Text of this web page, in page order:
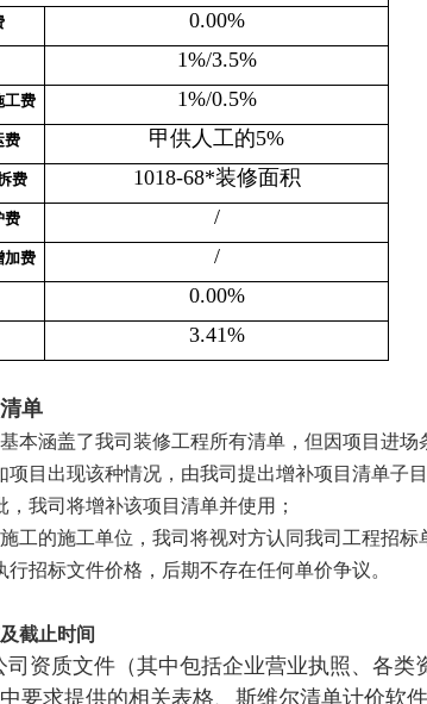
0.00%
1%/3.5%
工费 1%/0.5%
费 甲供人工的5%
费 1018-68*装修面积
费 /
加费 /
0.00%
3.41%
单
本涵盖了我司装修工程所有清单，但因项目进
项目出现该种情况，由我司提出增补项目清单子
，我司将增补该项目清单并使用；
工的施工单位，我司将视对方认同我司工程招
行招标文件价格，后期不存在任何单价争议。
截止时间
司资质文件（其中包括企业营业执照、各类
要求提供的相关表格、斯维尔清单计价软